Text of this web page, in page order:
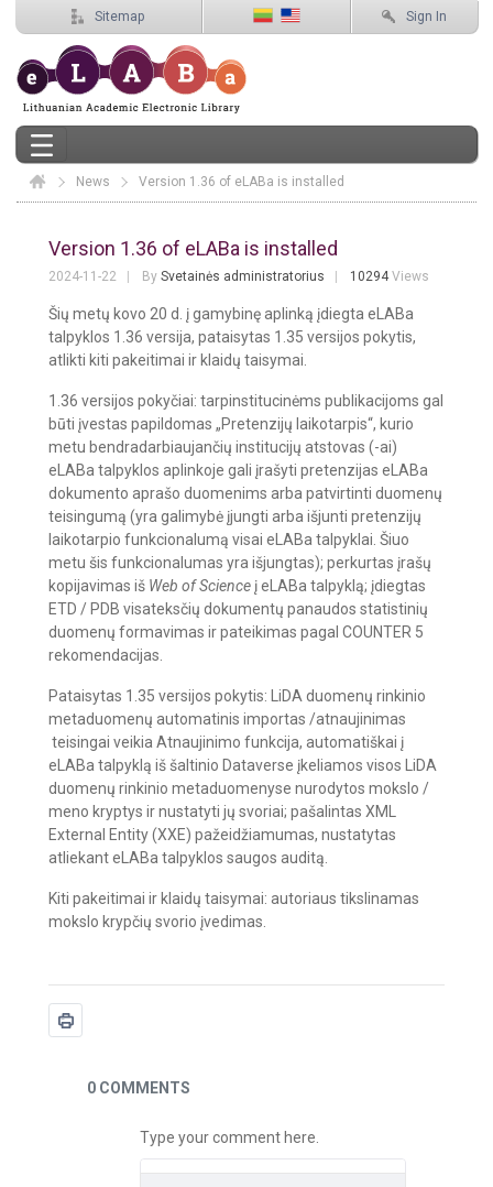
Sitemap Sign In
Elaba
News Version 1.36 of eLABa is installed
Version 1.36 of eLABa is installed
2024-11-22 By Svetainės administratorius 10294Views
Šių metų kovo 20 d. į gamybinę aplinką įdiegta eLABa
talpyklos 1.36 versija, pataisytas 1.35 versijos pokytis,
atlikti kiti pakeitimai ir klaidų taisymai.
1.36 versijos pokyčiai: tarpinstitucinėms publikacijoms gal
būti įvestas papildomas „Pretenzijų laikotarpis“, kurio
metu bendradarbiaujančių institucijų atstovas (-ai)
eLABa talpyklos aplinkoje gali įrašyti pretenzijas eLABa
dokumento aprašo duomenims arba patvirtinti duomenų
teisingumą (yra galimybė įjungti arba išjunti pretenzijų
laikotarpio funkcionalumą visai eLABa talpyklai. Šiuo
metu šis funkcionalumas yra išjungtas); perkurtas įrašų
kopijavimas iš Web of Science į eLABa talpyklą; įdiegtas
ETD / PDB visateksčių dokumentų panaudos statistinių
duomenų formavimas ir pateikimas pagal COUNTER 5
rekomendacijas.
Pataisytas 1.35 versijos pokytis: LiDA duomenų rinkinio
metaduomenų automatinis importas /atnaujinimas
teisingai veikia Atnaujinimo funkcija, automatiškai į
eLABa talpyklą iš šaltinio Dataverse įkeliamos visos LiDA
duomenų rinkinio metaduomenyse nurodytos mokslo /
meno kryptys ir nustatyti jų svoriai; pašalintas XML
External Entity (XXE) pažeidžiamumas, nustatytas
atliekant eLABa talpyklos saugos auditą.
Kiti pakeitimai ir klaidų taisymai: autoriaus tikslinamas
mokslo krypčių svorio įvedimas.
News
0 COMMENTS
Type your comment here.